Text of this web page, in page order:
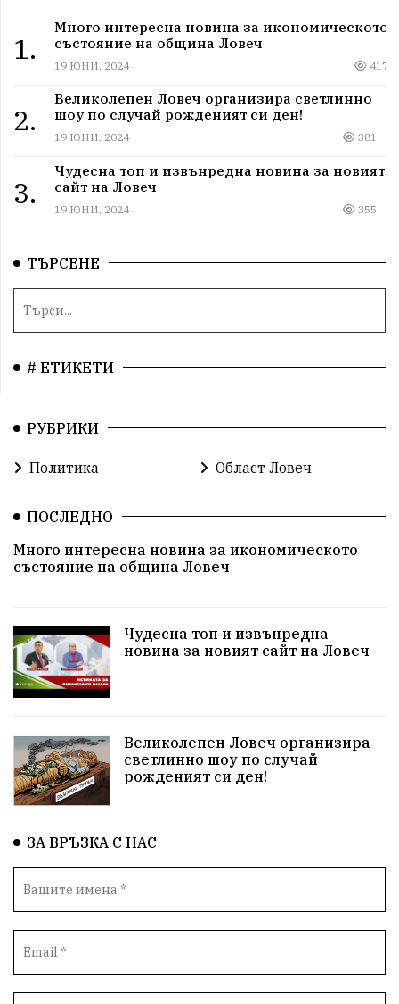
1.
Много интересна новина за икономическото
състояние на община Ловеч
19 ЮНИ, 2024 417
2.
Великолепен Ловеч организира светлинно
шоу по случай рожденият си ден!
19 ЮНИ, 2024 381
3.
Чудесна топ и извънредна новина за новият
сайт на Ловеч
19 ЮНИ, 2024 355
ТЪРСЕНЕ
# ЕТИКЕТИ
РУБРИКИ
Политика Област Ловеч
ПОСЛЕДНО
Много интересна новина за икономическото
състояние на община Ловеч
Чудесна топ и извънредна
новина за новият сайт на Ловеч
Великолепен Ловеч организира
светлинно шоу по случай
рожденият си ден!
ЗА ВРЪЗКА С НАС